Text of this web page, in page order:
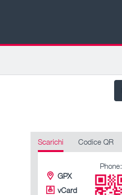
Scarichi Codice QR
GPX
vCard
Phone: